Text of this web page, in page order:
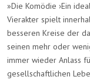
»Die Komödie ›Ein
Vierakter spielt
besseren Kreise der
seinen mehr oder
immer wieder Anlass
gesellschaftlichen